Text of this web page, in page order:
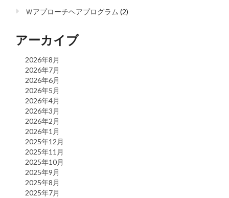
Ｗアプローチヘアプログラム (2)
アーカイブ
2026年8月
2026年7月
2026年6月
2026年5月
2026年4月
2026年3月
2026年2月
2026年1月
2025年12月
2025年11月
2025年10月
2025年9月
2025年8月
2025年7月